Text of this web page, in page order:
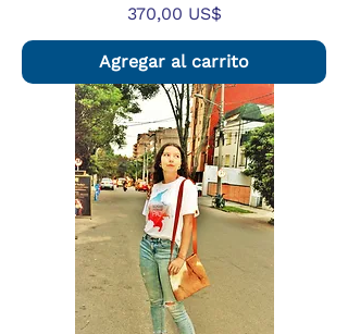
Precio
370,00 US$
Agregar al carrito